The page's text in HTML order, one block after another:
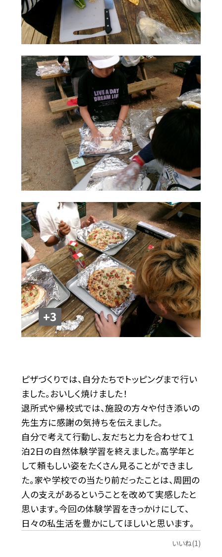
+3
ピザづくりでは、自分たちでトッピングまで行い
ました。おいしく焼けました！
退所式や帰校式では、施設の方々や付き添いの
先生方に感謝の気持ちを伝えました。
自分で考えて行動し、友だちと力を合わせて１
泊2日の自然体験学習を終えました。高学年と
して頼もしい姿をたくさん見ることができまし
た。家や学校での当たり前だったことは、周囲の
人の支えがあるということを改めて実感したと
思います。今回の体験学習をきっかけにして、
日々の私生活を豊かにしてほしいと思います。
いいね(1)